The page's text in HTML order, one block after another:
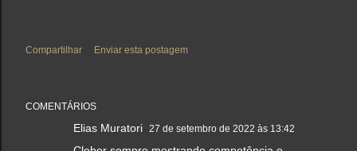
Compartilhar Enviar esta postagem
COMENTÁRIOS
Elias Muratori 27 de setembro de 2022 às 13:42